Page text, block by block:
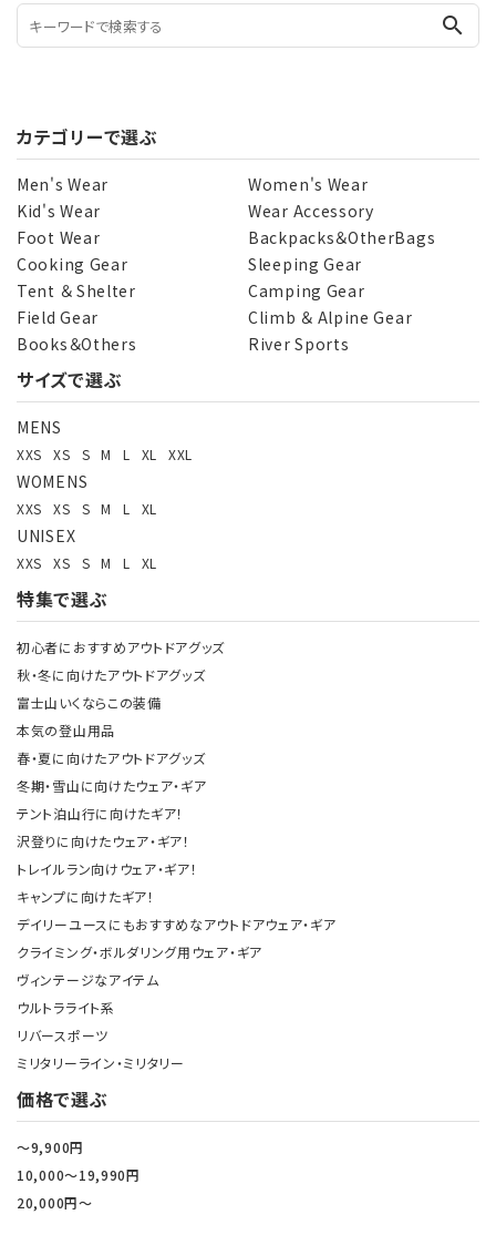
search
カテゴリーで選ぶ
Men's Wear
Women's Wear
Kid's Wear
Wear Accessory
Foot Wear
Backpacks＆OtherBags
Cooking Gear
Sleeping Gear
Tent ＆ Shelter
Camping Gear
Field Gear
Climb ＆ Alpine Gear
Books＆Others
River Sports
サイズで選ぶ
MENS
XXS XS S M L XL XXL
WOMENS
XXS XS S M L XL
UNISEX
XXS XS S M L XL
特集で選ぶ
初心者におすすめアウトドアグッズ
秋・冬に向けたアウトドアグッズ
富士山いくならこの装備
本気の登山用品
春・夏に向けたアウトドアグッズ
冬期・雪山に向けたウェア・ギア
テント泊山行に向けたギア！
沢登りに向けたウェア・ギア！
トレイルラン向けウェア・ギア！
キャンプに向けたギア！
デイリーユースにもおすすめなアウトドアウェア・ギア
クライミング・ボルダリング用ウェア・ギア
ヴィンテージなアイテム
ウルトラライト系
リバースポーツ
ミリタリーライン・ミリタリー
価格で選ぶ
～9,900円
10,000～19,990円
20,000円～